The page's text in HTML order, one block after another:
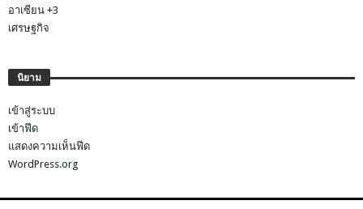
อาเซียน +3
เศรษฐกิจ
นิยาม
เข้าสู่ระบบ
เข้าฟีด
แสดงความเห็นฟีด
WordPress.org